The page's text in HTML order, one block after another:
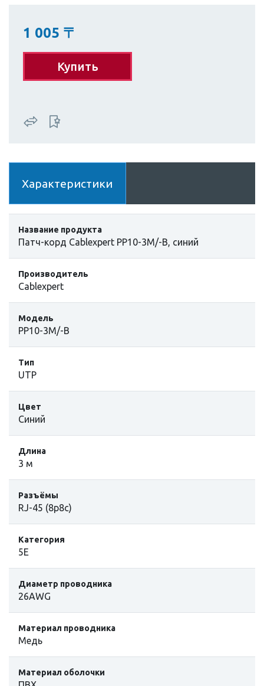
1 005 〒
Купить
Характеристики
Название продукта
Патч-корд Cablexpert PP10-3M/-B, синий
Производитель
Cablexpert
Модель
PP10-3M/-B
Тип
UTP
Цвет
Синий
Длина
3 м
Разъёмы
RJ-45 (8p8c)
Категория
5E
Диаметр проводника
26AWG
Материал проводника
Медь
Материал оболочки